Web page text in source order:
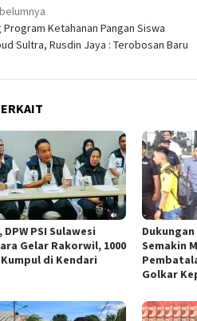
Program Ketahanan Pangan Siswa
Sultra, Rusdin Jaya : Terobosan Baru
DPW PSI Sulawesi
Gelar Rakorwil, 1000
di Kendari
Semakin
Golkar